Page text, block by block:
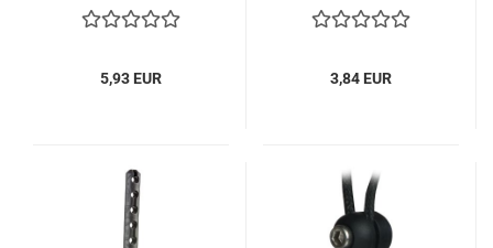
5,93 EUR 3,84 EUR